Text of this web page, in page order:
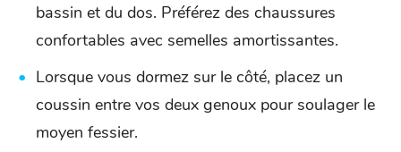
bassin et du dos. Préférez des chaussures
confortables avec semelles amortissantes.
Lorsque vous dormez sur le côté, placez un
coussin entre vos deux genoux pour soulager le
moyen fessier.